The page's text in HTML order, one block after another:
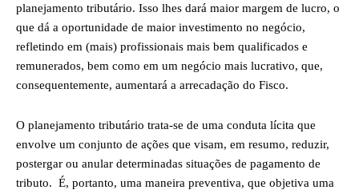
planejamento tributário. Isso lhes dará maior margem de lucro, o
que dá a oportunidade de maior investimento no negócio,
refletindo em (mais) profissionais mais bem qualificados e
remunerados, bem como em um negócio mais lucrativo, que,
consequentemente, aumentará a arrecadação do Fisco.
O planejamento tributário trata-se de uma conduta lícita que
envolve um conjunto de ações que visam, em resumo, reduzir,
postergar ou anular determinadas situações de pagamento de
tributo. É, portanto, uma maneira preventiva, que objetiva uma